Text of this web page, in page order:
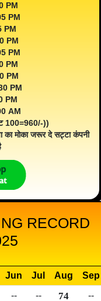
PM
PM
PM
PM
PM
PM
PM
PM
PM
AM
100=960/-))
का मोका जरूर दे सट्टा कंपनी
RECORD
Jun Jul Aug
Sep
-- -- 74 --